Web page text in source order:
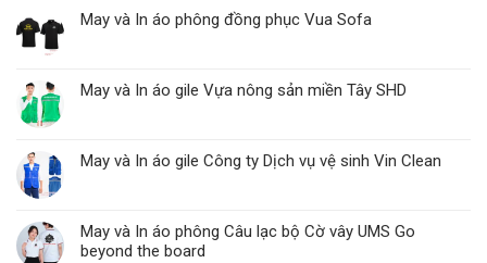
May và In áo phông đồng phục Vua Sofa
May và In áo gile Vựa nông sản miền Tây SHD
May và In áo gile Công ty Dịch vụ vệ sinh Vin Clean
May và In áo phông Câu lạc bộ Cờ vây UMS Go
beyond the board